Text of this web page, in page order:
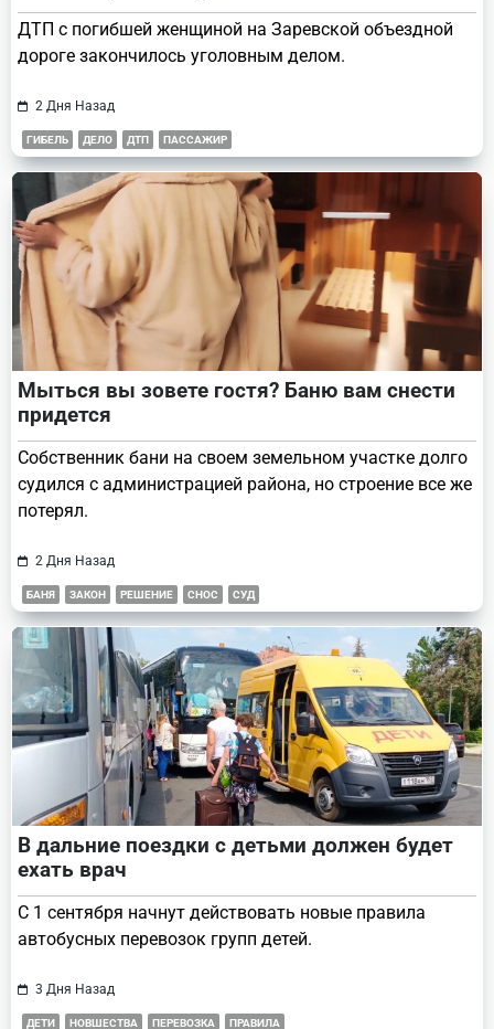
ДТП с погибшей женщиной на Заревской объездной
дороге закончилось уголовным делом.
2 Дня Назад
ГИБЕЛЬ ДЕЛО ДТП ПАССАЖИР
Мыться вы зовете гостя? Баню вам снести
придется
Собственник бани на своем земельном участке долго
судился с администрацией района, но строение все же
потерял.
2 Дня Назад
БАНЯ ЗАКОН РЕШЕНИЕ СНОС СУД
В дальние поездки с детьми должен будет
ехать врач
С 1 сентября начнут действовать новые правила
автобусных перевозок групп детей.
3 Дня Назад
ДЕТИ НОВШЕСТВА ПЕРЕВОЗКА ПРАВИЛА